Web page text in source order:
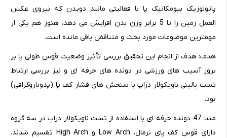
پاتولوزیک بیومکانیک پا با فعالیتی مانند دویدن که نیروی عکس
العمل زمین را تا 5 برابر وزن بدن افزایش می دهد، هنوز هم یکی از
مهمترین موضوعات مورد بحث و متناقض باقی مانده است.
هدف: هدف از انجام این تحقیق بررسی تأثیر وضعیت قوس طولی پا بر
بروز آسیب های ورزشی در دونده های حرفه ای و نیز بررسی ارتباط
تست بالینی ناویکولار دراپ با سنجش های فشار کف پا (پدوباروگرافی)
بود.
متد: 47 دونده حرفه ای با استفاده از تست ناویکولار دراپ در سه گروه
دارای قوس کف پای نرمال، Low Arch و High Arch تقسیم شدند.